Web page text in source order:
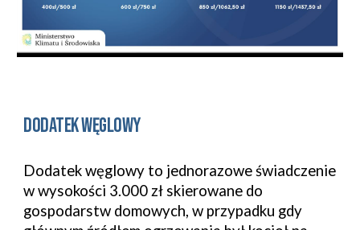
dodatek węglowy
Dodatek węglowy to jednorazowe świadczenie
w wysokości 3.000 zł skierowane do
gospodarstw domowych, w przypadku gdy